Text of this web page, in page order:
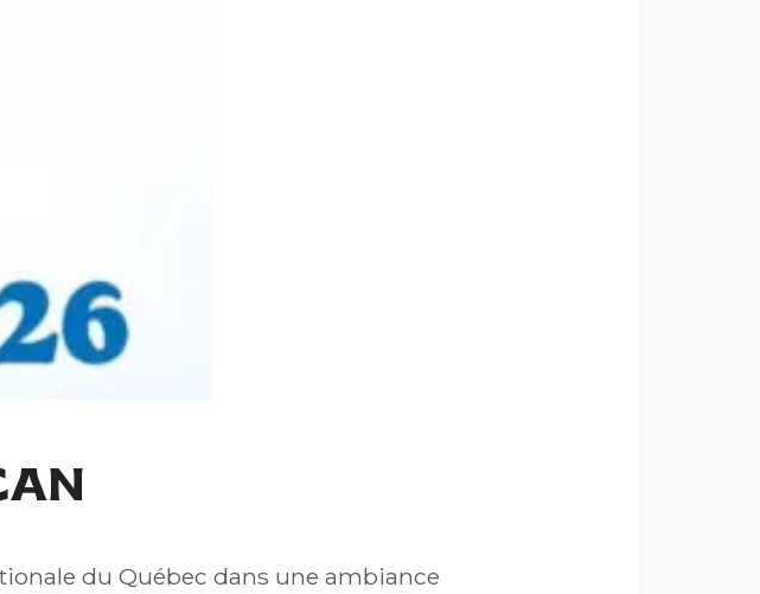
du Québec dans une ambiance